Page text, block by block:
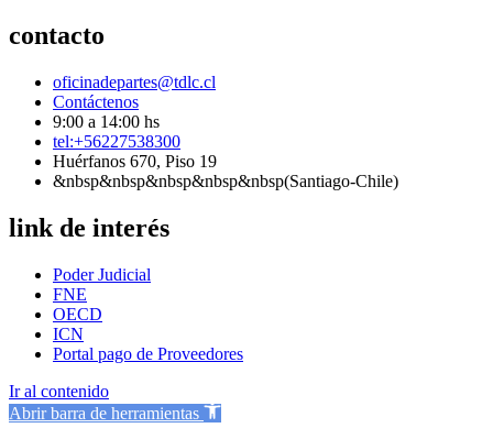
contacto
oficinadepartes@tdlc.cl
Contáctenos
9:00 a 14:00 hs
tel:+56227538300
Huérfanos 670, Piso 19
&nbsp&nbsp&nbsp&nbsp&nbsp(Santiago-Chile)
link de interés
Poder Judicial
FNE
OECD
ICN
Portal pago de Proveedores
Ir al contenido
Abrir barra de herramientas